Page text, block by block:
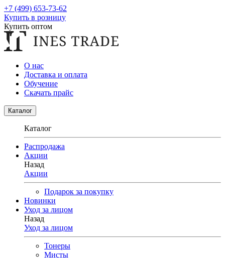
+7 (499) 653-73-62
Купить в розницу
Купить оптом
О нас
Доставка и оплата
Обучение
Скачать прайс
Каталог
Каталог
Распродажа
Акции
Назад
Акции
Подарок за покупку
Новинки
Уход за лицом
Назад
Уход за лицом
Тонеры
Мисты